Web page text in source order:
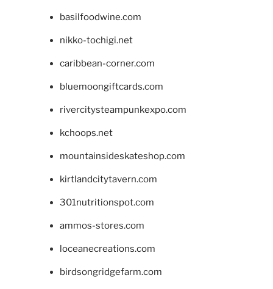
basilfoodwine.com
nikko-tochigi.net
caribbean-corner.com
bluemoongiftcards.com
rivercitysteampunkexpo.com
kchoops.net
mountainsideskateshop.com
kirtlandcitytavern.com
301nutritionspot.com
ammos-stores.com
loceanecreations.com
birdsongridgefarm.com